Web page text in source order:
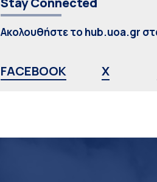
Ακολουθήστε το hub.uoa.gr
FACEBOOK X